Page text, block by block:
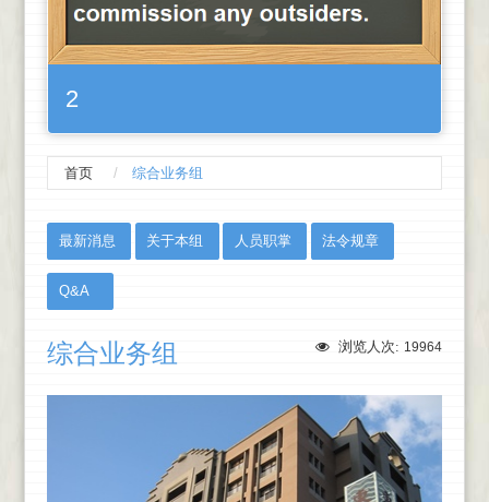
2
首页 综合业务组
最新消息 关于本组 人员职掌 法令规章
Q&A
浏览人次: 19964
综合业务组